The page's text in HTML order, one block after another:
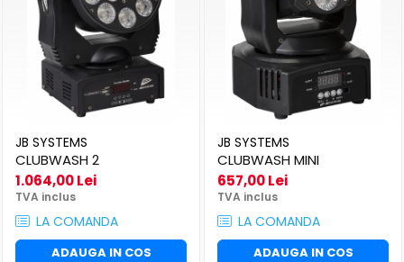
JB SYSTEMS
CLUBWASH 2
1.064,00 Lei
TVA inclus
LA COMANDA
ADAUGA IN COS
JB SYSTEMS
CLUBWASH MINI
657,00 Lei
TVA inclus
LA COMANDA
ADAUGA IN COS